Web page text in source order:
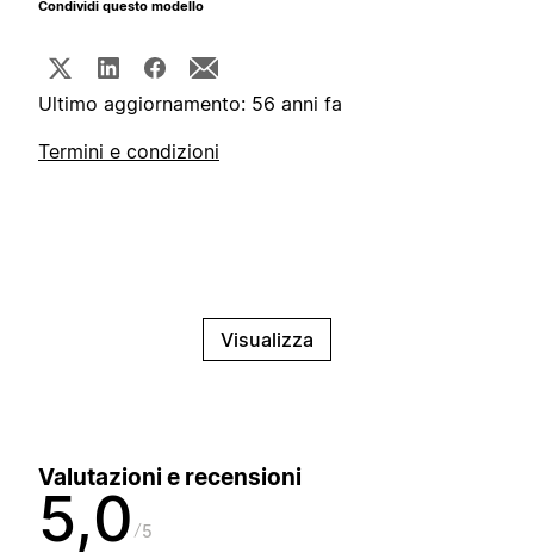
Condividi questo modello
Ultimo aggiornamento: 56 anni fa
Termini e condizioni
Visualizza
Valutazioni e recensioni
5,0 5